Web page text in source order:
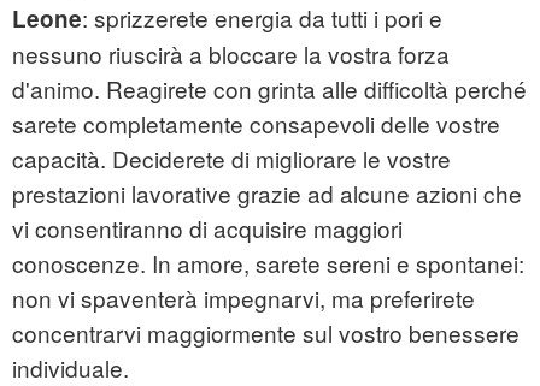
Leone: sprizzerete energia da tutti i pori e
nessuno riuscirà a bloccare la vostra forza
d'animo. Reagirete con grinta alle difficoltà perché
sarete completamente consapevoli delle vostre
capacità. Deciderete di migliorare le vostre
prestazioni lavorative grazie ad alcune azioni che
vi consentiranno di acquisire maggiori
conoscenze. In amore, sarete sereni e spontanei:
non vi spaventerà impegnarvi, ma preferirete
concentrarvi maggiormente sul vostro benessere
individuale.